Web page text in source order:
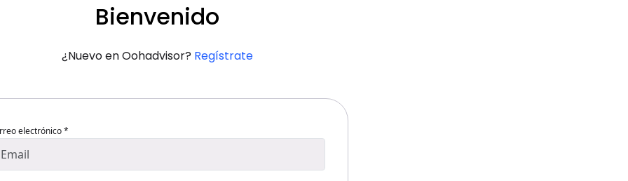
Bienvenido
¿Nuevo en Oohadvisor? Regístrate
electrónico *